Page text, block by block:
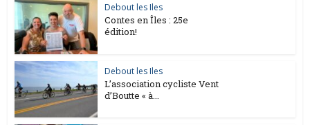
Debout les Iles
Contes en Îles : 25e
édition!
Debout les Iles
L’association cycliste Vent
d’Boutte « à...